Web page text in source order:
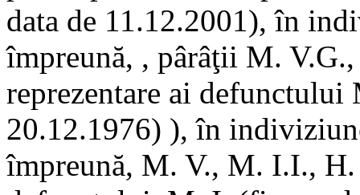
data de 11.12.2001), în
împreună, , pârâţii M.
reprezentare ai defunctului
20.12.1976) ), în
împreună, M. V., M. I.I.,